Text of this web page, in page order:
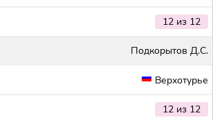
12 из 12
Подкорытов Д.С.
Верхотурье
12 из 12